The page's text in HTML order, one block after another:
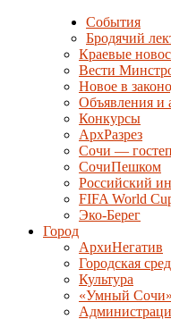
События
Бродячий
Краевые
Вести
Новое в
Объявления и
Конкурсы
АрхРазрез
Сочи —
СочиПешком
Российский
FIFA World
Эко-Берег
Город
АрхиНегатив
Городская
Культура
«Умный Сочи»